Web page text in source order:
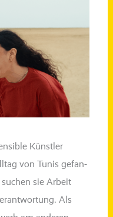
Künstler
von Tunis gefan­
sie Arbeit
Als